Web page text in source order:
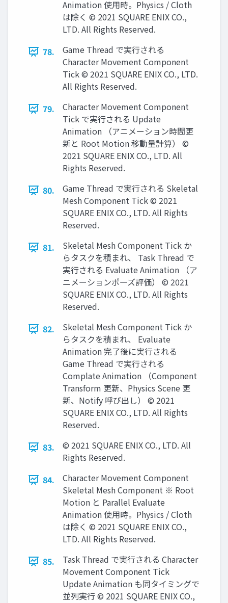
Animation 使用時。Physics / Cloth
は除く © 2021 SQUARE ENIX CO.,
LTD. All Rights Reserved.
78.
Game Thread で実行される
Character Movement Component
Tick © 2021 SQUARE ENIX CO., LTD.
All Rights Reserved.
79.
Character Movement Component
Tick で実行される Update
Animation （アニメーション時間更
新と Root Motion 移動量計算） ©
2021 SQUARE ENIX CO., LTD. All
Rights Reserved.
80.
Game Thread で実行される Skeletal
Mesh Component Tick © 2021
SQUARE ENIX CO., LTD. All Rights
Reserved.
81.
Skeletal Mesh Component Tick か
らタスクを積まれ、 Task Thread で
実行される Evaluate Animation （ア
ニメーションポーズ評価） © 2021
SQUARE ENIX CO., LTD. All Rights
Reserved.
82.
Skeletal Mesh Component Tick か
らタスクを積まれ、 Evaluate
Animation 完了後に実行される
Game Thread で実行される
Complate Animation （Component
Transform 更新、Physics Scene 更
新、Notify 呼び出し） © 2021
SQUARE ENIX CO., LTD. All Rights
Reserved.
83.
© 2021 SQUARE ENIX CO., LTD. All
Rights Reserved.
84.
Character Movement Component
Skeletal Mesh Component ※ Root
Motion と Parallel Evaluate
Animation 使用時。Physics / Cloth
は除く © 2021 SQUARE ENIX CO.,
LTD. All Rights Reserved.
85.
Task Thread で実行される Character
Movement Component Tick
Update Animation も同タイミングで
並列実行 © 2021 SQUARE ENIX CO.,